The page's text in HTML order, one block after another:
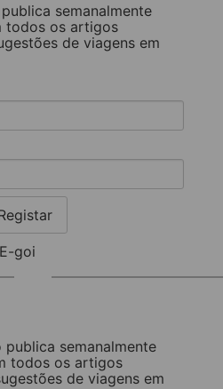
semanalmente
todos os artigos
de viagens em
goi
semanalmente
todos os artigos
de viagens em